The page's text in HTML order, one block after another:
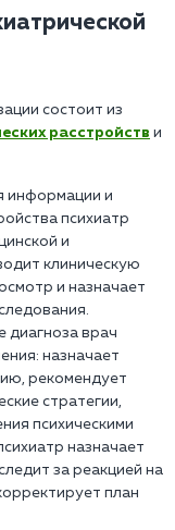
состоит из
расстройств и
информации и
психиатр
и
клиническую
и назначает
диагноза врач
назначает
рекомендует
стратегии,
психическими
назначает
за реакцией на
план